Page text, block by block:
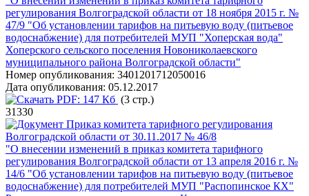
регулирования Волгоградской области от 18 ноября 2015 г. №
47/9 "Об установлении тарифов на питьевую воду (питьевое
водоснабжение) для потребителей МУП "Хоперская вода"
Хоперского сельского поселения Новониколаевского
муниципального района Волгоградской области"
Номер опубликования: 3401201712050016
Дата опубликования: 05.12.2017
PDF: 147 Кб (3 стр.)
31330
Приказ комитета тарифного регулирования
Волгоградской области от 30.11.2017 № 46/8
"О внесении изменений в приказ комитета тарифного
регулирования Волгоградской области от 13 апреля 2016 г. №
14/6 "Об установлении тарифов на питьевую воду (питьевое
водоснабжение) для потребителей МУП "Распопинское КХ"